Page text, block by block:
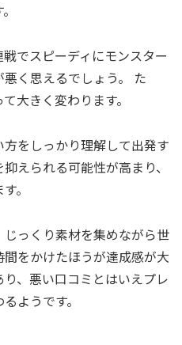
でスピーディにモンスター
く思えるでしょう。 た
大きく変わります。
をしっかり理解して出発す
えられる可能性が高まり、
。
っくり素材を集めながら世
をかけたほうが達成感が大
、悪い口コミとはいえプレ
ようです。